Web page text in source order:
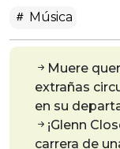
Música
Muere
extrañas
en su
¡Glenn
carrera de